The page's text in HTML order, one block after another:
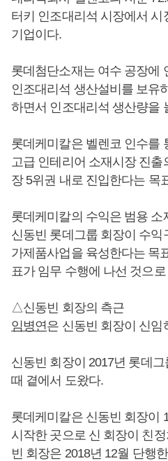
터키 인조대리석 시장에서 시
기업이다.
롯데첨단소재는 여수 공장에
인조대리석 생산설비를 보유
하면서 인조대리석 생산량을
롯데케미칼은 벨렌코 인수를
고급 인테리어 소재시장 진
장 5위권 내로 진입한다는 목
롯데케미칼의 수익은 범용
신동빈 롯데그룹 회장이 수
가제품사업을 육성한다는 목
표가 임무 수행에 나선 것으
△신동빈 회장의 측근
임병연은 신동빈 회장이 신
신동빈 회장이 2017년 롯데
때 곁에서 도왔다.
롯데케미칼은 신동빈 회장이
시작한 곳으로 신 회장이 친
빈 회장은 2018년 12월 단행